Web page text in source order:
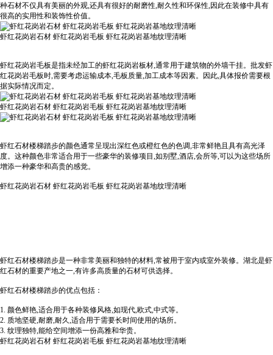
种石材不仅具有美丽的外观,还具有很好的耐磨性,耐久性和环保性,因此在装修中具有
很高的实用性和装饰性价值。
虾红花岗岩石材 虾红花岗岩毛板 虾红花岗岩基地纹理清晰
虾红花岗岩毛板是指未经加工的虾红花岗岩板材,通常用于建筑物的外墙干挂。批发虾
红花岗岩毛板时,需要考虑运输成本,毛板质量,加工成本等因素。因此,具体报价需要根
据实际情况而定。
虾红花岗岩石材 虾红花岗岩毛板 虾红花岗岩基地纹理清晰
虾红石材楼梯踏步的颜色通常呈现出深红色或橙红色的色调,非常鲜艳且具有高光泽
度。这种颜色非常适合用于一些豪华的装修项目,如别墅,酒店,会所等,可以为这些场所
增添一种豪华和高贵的感觉。
虾红花岗岩石材 虾红花岗岩毛板 虾红花岗岩基地纹理清晰
虾红石材楼梯踏步是一种非常美丽和独特的材料,常被用于室内或室外装修。湖北是虾
红石材的重要产地之一,有许多高质量的石材可供选择。
虾红石材楼梯踏步的优点包括：
1. 颜色鲜艳,适合用于各种装修风格,如现代,欧式,中式等。
2. 质地坚硬,耐磨,耐久,适合用于需要长时间使用的场所。
3. 纹理独特,能给空间增添一份高雅和华贵。
虾红花岗岩石材 虾红花岗岩毛板 虾红花岗岩基地纹理清晰